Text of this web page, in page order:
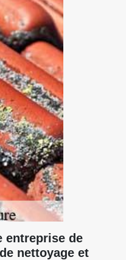
entreprise de
nettoyage et